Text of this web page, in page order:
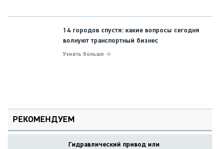
14 городов спустя: какие вопросы сегодня
волнуют транспортный бизнес
Узнать больше →
РЕКОМЕНДУЕМ
Гидравлический привод или